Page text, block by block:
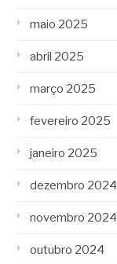
maio 2025
abril 2025
março 2025
fevereiro 2025
janeiro 2025
dezembro 2024
novembro 2024
outubro 2024